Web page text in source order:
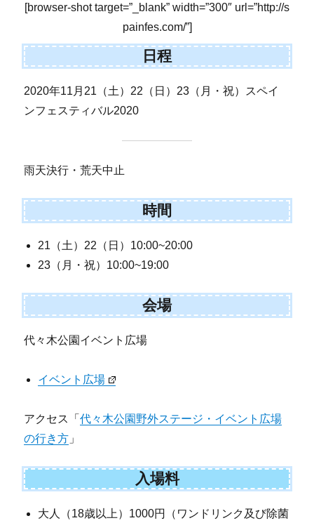
[browser-shot target=”_blank” width=”300″ url=”http://s
painfes.com/”]
日程
2020年11月21（土）22（日）23（月・祝）スペイ
ンフェスティバル2020
雨天決行・荒天中止
時間
21（土）22（日）10:00~20:00
23（月・祝）10:00~19:00
会場
代々木公園イベント広場
イベント広場
アクセス「代々木公園野外ステージ・イベント広場
の行き方 」
入場料
大人（18歳以上）1000円（ワンドリンク及び除菌